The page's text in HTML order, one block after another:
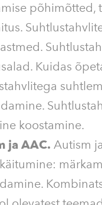
põhimõtted,
Kuidas
koostamine.
ja AAC. Autism